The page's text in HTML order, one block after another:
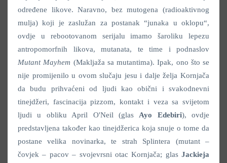
određene likove. Naravno, bez mutogena (radioaktivnog
mulja) koji je zaslužan za postanak “junaka u oklopu“,
ovdje u rebootovanom serijalu imamo šaroliku lepezu
antropomorfnih likova, mutanata, te time i podnaslov
Mutant Mayhem (Makljaža sa mutantima). Ipak, ono što se
nije promijenilo u ovom slučaju jesu i dalje želja Kornjača
da budu prihvaćeni od ljudi kao obični i svakodnevni
tinejdžeri, fascinacija pizzom, kontakt i veza sa svijetom
ljudi u obliku April O'Neil (glas Ayo Edebiri), ovdje
predstavljena također kao tinejdžerica koja snuje o tome da
postane velika novinarka, te strah Splintera (mutant –
čovjek – pacov – svojevrsni otac Kornjača; glas Jackieja